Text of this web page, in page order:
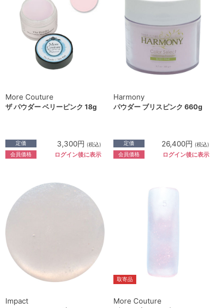
More Couture
ザ パウダー ベリーピンク 18g
定価 3,300円 (税込)
会員価格 ログイン後に表示
Harmony
パウダー ブリスピンク 660g
定価 26,400円 (税込)
会員価格 ログイン後に表示
Impact
取寄品
More Couture